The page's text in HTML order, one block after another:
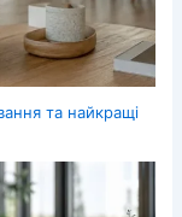
та найкращі